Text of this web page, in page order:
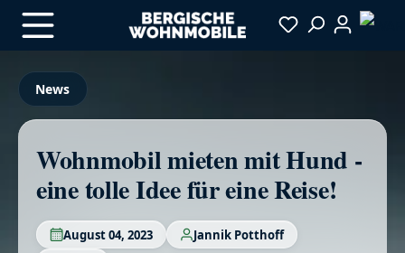
Zum Hauptinhalt springen
News
Wohnmobil mieten mit Hund -
eine tolle Idee für eine Reise!
August 04, 2023
Jannik Potthoff